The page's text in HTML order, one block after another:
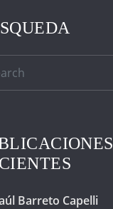
Barreto Capelli